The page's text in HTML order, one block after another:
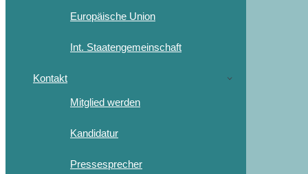
Europäische Union
Int. Staatengemeinschaft
Kontakt
Mitglied werden
Kandidatur
Pressesprecher